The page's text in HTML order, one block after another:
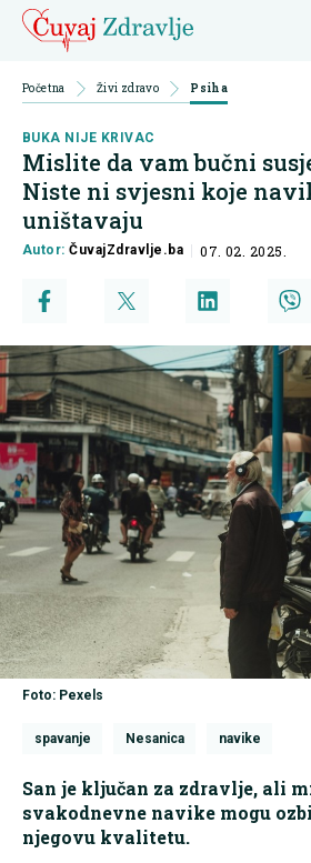
Početna Živi zdravo Psiha
BUKA NIJE KRIVAC
Mislite da vam bučni
Niste ni svjesni koje
uništavaju
Autor:ČuvajZdravlje.ba 07. 02. 2025.
Foto: Pexels
spavanje Nesanica navike
San je ključan za zdravlje, ali
svakodnevne navike mogu
njegovu kvalitetu.